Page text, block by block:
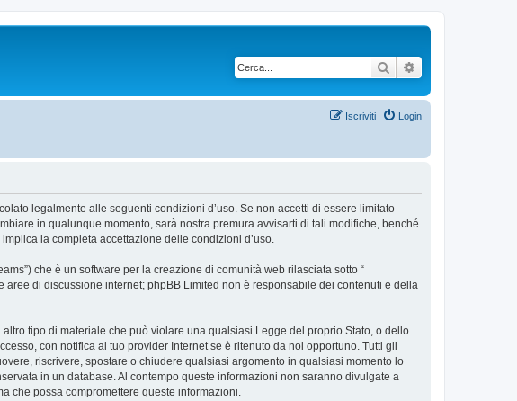
Cerca
Login
Iscriviti
legalmente alle seguenti condizioni d’uso. Se non accetti di essere limitato
in qualunque momento, sarà nostra premura avvisarti di tali modifiche, benché
la completa accettazione delle condizioni d’uso.
che è un software per la creazione di comunità web rilasciata sotto “
aree di discussione internet; phpBB Limited non è responsabile dei contenuti e della
tipo di materiale che può violare una qualsiasi Legge del proprio Stato, o dello
con notifica al tuo provider Internet se è ritenuto da noi opportuno. Tutti gli
riscrivere, spostare o chiudere qualsiasi argomento in qualsiasi momento lo
in un database. Al contempo queste informazioni non saranno divulgate a
che possa compromettere queste informazioni.